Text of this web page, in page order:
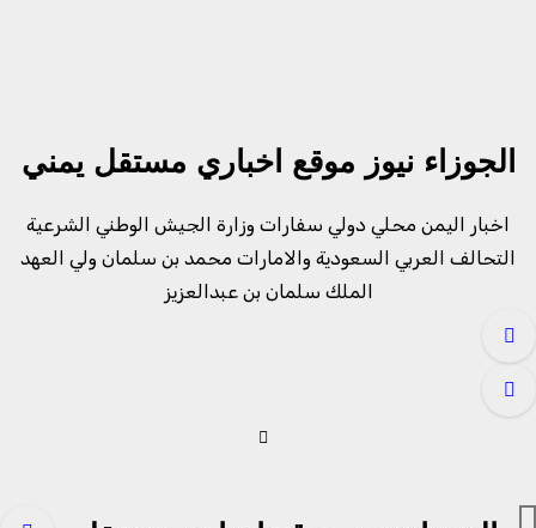
الجوزاء نيوز موقع اخباري مستقل يمني
اخبار اليمن محلي دولي سفارات وزارة الجيش الوطني الشرعية
التحالف العربي السعودية والامارات محمد بن سلمان ولي العهد
الملك سلمان بن عبدالعزيز